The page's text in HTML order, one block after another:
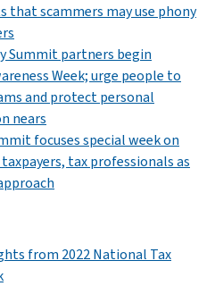
that scammers may use phony
Summit partners begin
Week; urge people to
and protect personal
nears
focuses special week on
tax professionals as
from 2022 National Tax